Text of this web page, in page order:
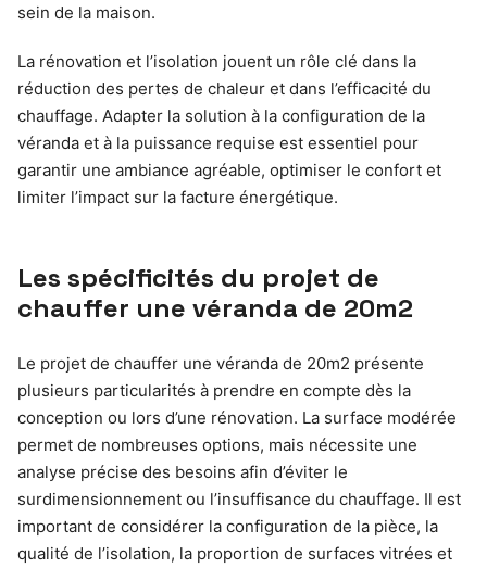
sein de la maison.
La rénovation et l’isolation jouent un rôle clé dans la
réduction des pertes de chaleur et dans l’efficacité du
chauffage. Adapter la solution à la configuration de la
véranda et à la puissance requise est essentiel pour
garantir une ambiance agréable, optimiser le confort et
limiter l’impact sur la facture énergétique.
Les spécificités du projet de
chauffer une véranda de 20m2
Le projet de chauffer une véranda de 20m2 présente
plusieurs particularités à prendre en compte dès la
conception ou lors d’une rénovation. La surface modérée
permet de nombreuses options, mais nécessite une
analyse précise des besoins afin d’éviter le
surdimensionnement ou l’insuffisance du chauffage. Il est
important de considérer la configuration de la pièce, la
qualité de l’isolation, la proportion de surfaces vitrées et